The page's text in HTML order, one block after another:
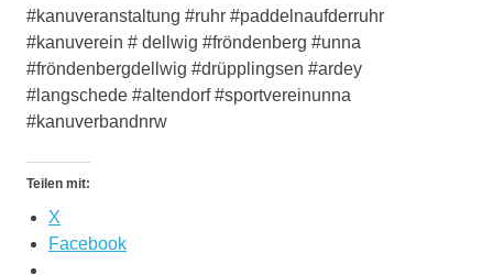
#kanuveranstaltung #ruhr #paddelnaufderruhr
#kanuverein # dellwig #fröndenberg #unna
#fröndenbergdellwig #drüpplingsen #ardey
#langschede #altendorf #sportvereinunna
#kanuverbandnrw
Teilen mit:
X
Facebook